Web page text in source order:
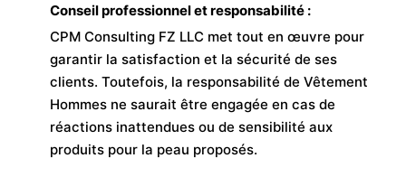
Conseil professionnel et responsabilité :
CPM Consulting FZ LLC met tout en œuvre pour
garantir la satisfaction et la sécurité de ses
clients. Toutefois, la responsabilité de Vêtement
Hommes ne saurait être engagée en cas de
réactions inattendues ou de sensibilité aux
produits pour la peau proposés.